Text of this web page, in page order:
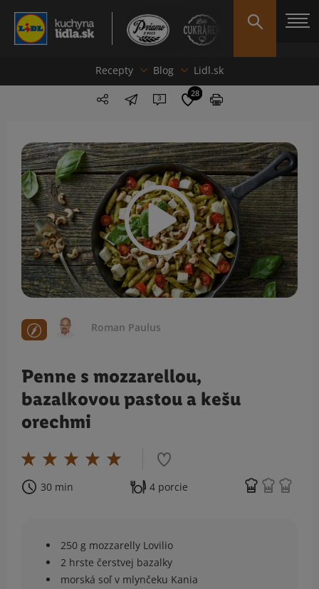
Recepty Blog Lidl.sk
3 28
Roman Paulus
Penne s mozzarellou,
bazalkovou pastou a kešu
orechmi
30 min 4 porcie
250 g mozzarelly Lovilio
2 hrste čerstvej bazalky
morská soľ v mlynčeku Kania